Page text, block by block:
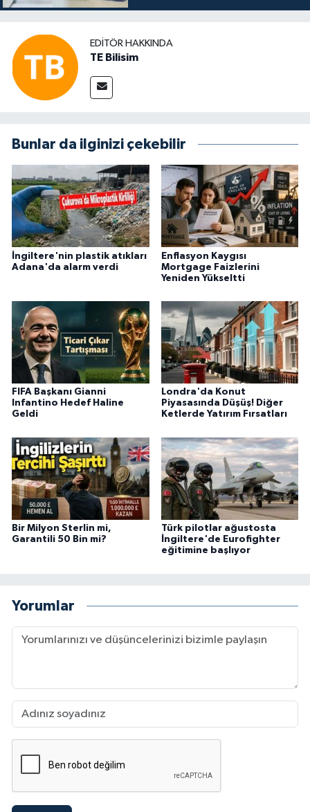
EDITÖR HAKKINDA
TE Bilisim
Bunlar da ilginizi çekebilir
İngiltere'nin plastik atıkları
Adana'da alarm verdi
Enflasyon Kaygısı
Mortgage Faizlerini
Yeniden Yükseltti
FIFA Başkanı Gianni
Infantino Hedef Haline
Geldi
Londra'da Konut
Piyasasında Düşüş! Diğer
Ketlerde Yatırım Fırsatları
Bir Milyon Sterlin mi,
Garantili 50 Bin mi?
Türk pilotlar ağustosta
İngiltere'de Eurofighter
eğitimine başlıyor
Yorumlar